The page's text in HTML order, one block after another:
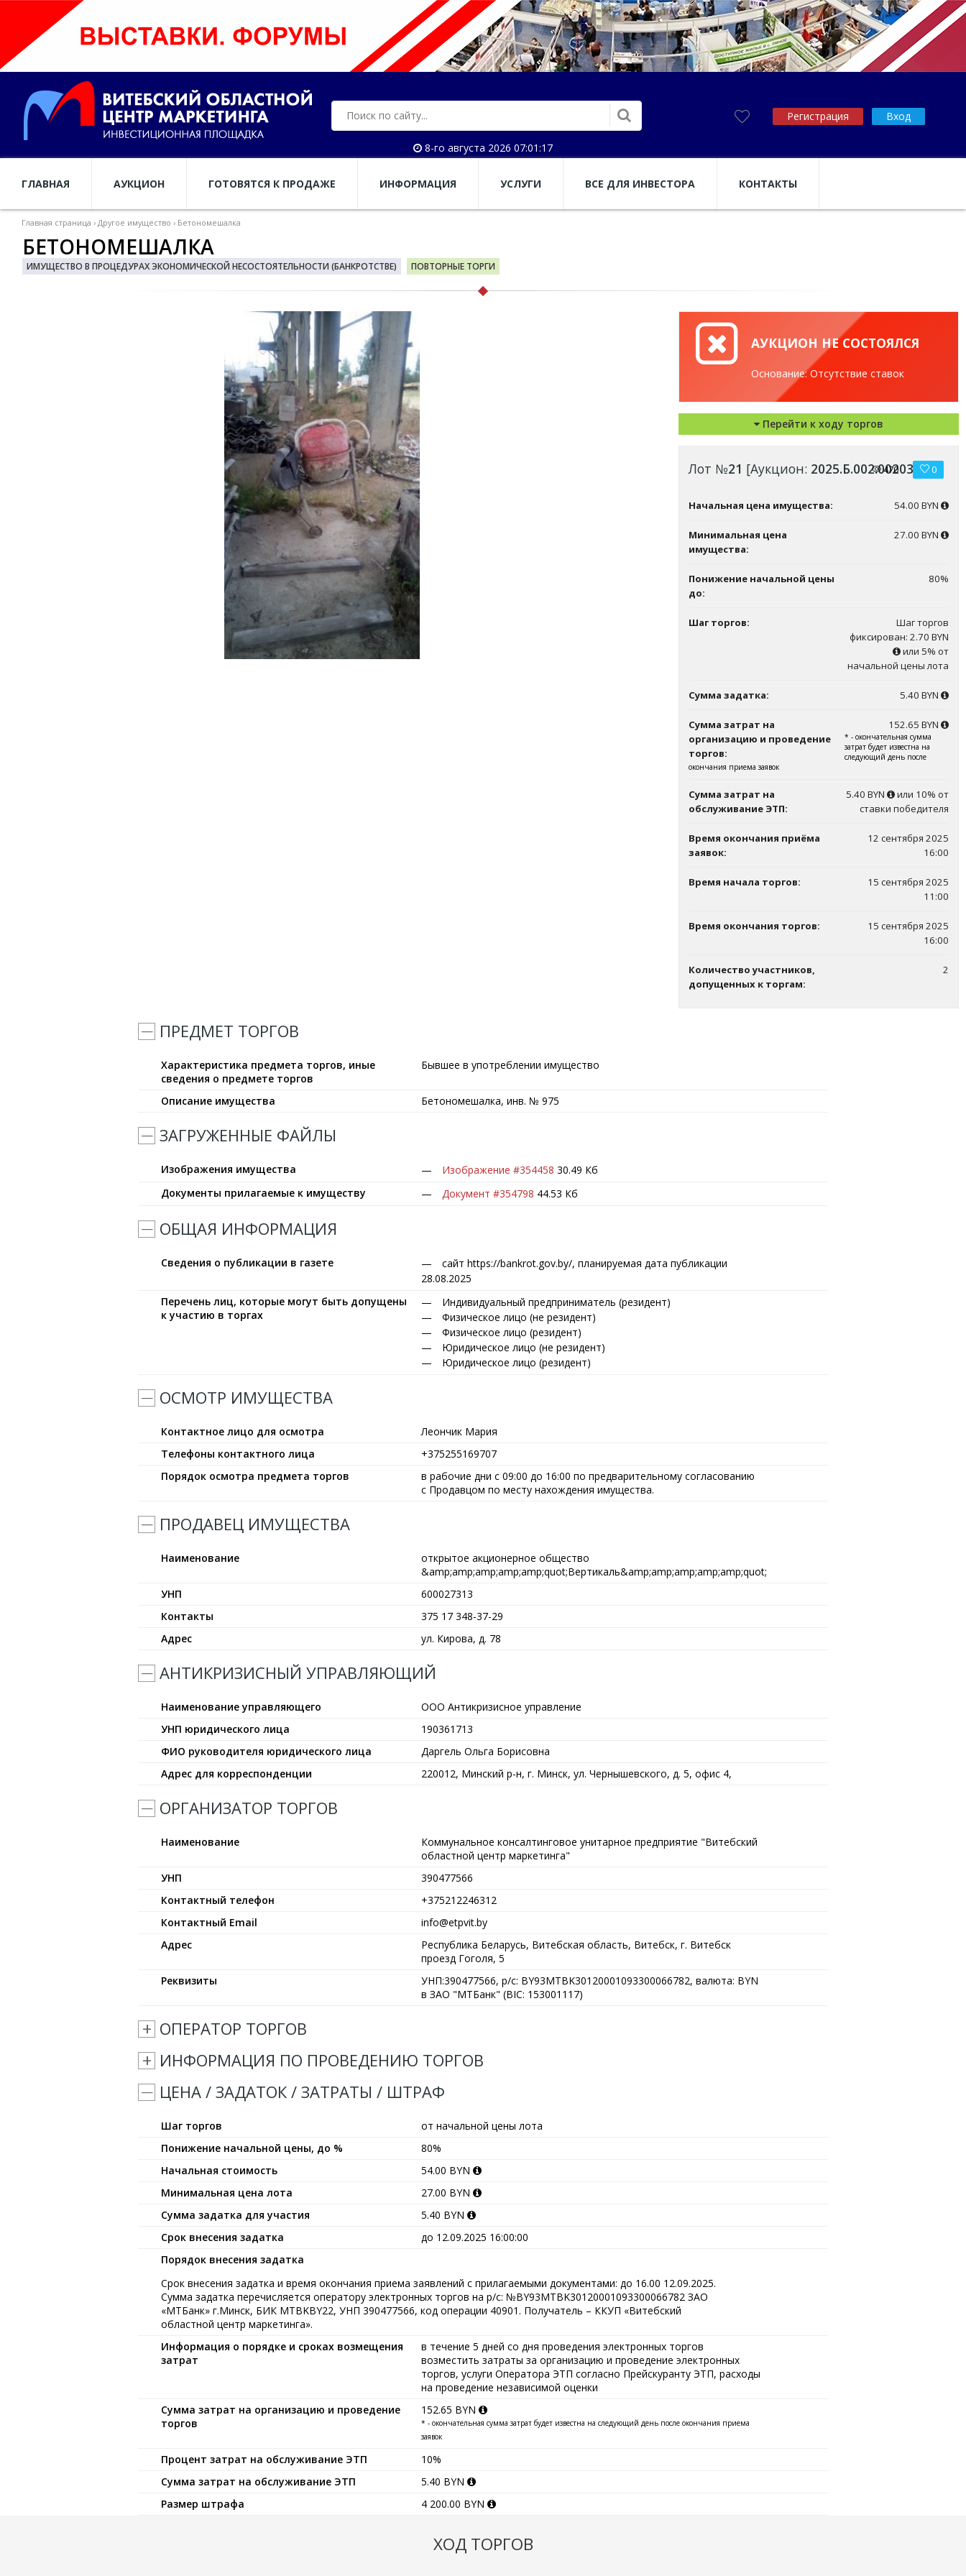
Регистрация Вход
8-го августа 2026 07:01:18
ГЛАВНАЯ АУКЦИОН ГОТОВЯТСЯ К ПРОДАЖЕ ИНФОРМАЦИЯ УСЛУГИ ВСЕ ДЛЯ ИНВЕСТОРА КОНТАКТЫ
Главная страница › Другое имущество › Бетономешалка
БЕТОНОМЕШАЛКА
ИМУЩЕСТВО В ПРОЦЕДУРАХ ЭКОНОМИЧЕСКОЙ НЕСОСТОЯТЕЛЬНОСТИ (БАНКРОТСТВЕ) ПОВТОРНЫЕ ТОРГИ
АУКЦИОН НЕ СОСТОЯЛСЯ
Основание: Отсутствие ставок
Перейти к ходу торгов
Лот №21 [Аукцион: 2025.Б.002.00203
470 0
Начальная цена имущества: 54.00 BYN
Минимальная цена
имущества:
27.00 BYN
Понижение начальной цены
до:
80%
Шаг торгов:
Шаг торгов
фиксирован: 2.70 BYN
или 5% от
начальной цены лота
Сумма задатка: 5.40 BYN
Сумма затрат на
организацию и проведение
торгов:
152.65 BYN
* - окончательная сумма
затрат будет известна на
следующий день после
окончания приема заявок
Сумма затрат на
обслуживание ЭТП:
5.40 BYN
или 10% от
ставки победителя
Время окончания приёма
заявок:
12 сентября 2025
16:00
Время начала торгов:
15 сентября 2025
11:00
Время окончания торгов:
15 сентября 2025
16:00
Количество участников,
допущенных к торгам:
2
ПРЕДМЕТ ТОРГОВ
Характеристика предмета торгов, иные
сведения о предмете торгов
Бывшее в употреблении имущество
Описание имущества Бетономешалка, инв. № 975
ЗАГРУЖЕННЫЕ ФАЙЛЫ
Изображения имущества Изображение #354458 30.49 Кб
Документы прилагаемые к имуществу
Документ #354798 44.53 Кб
ОБЩАЯ ИНФОРМАЦИЯ
Сведения о публикации в газете
сайт https://bankrot.gov.by/, планируемая дата публикации
28.08.2025
Перечень лиц, которые могут быть допущены
к участию в торгах
Индивидуальный предприниматель (резидент)
Физическое лицо (не резидент)
Физическое лицо (резидент)
Юридическое лицо (не резидент)
Юридическое лицо (резидент)
ОСМОТР ИМУЩЕСТВА
Контактное лицо для осмотра
Леончик Мария
Телефоны контактного лица
+375255169707
Порядок осмотра предмета торгов
в рабочие дни с 09:00 до 16:00 по предварительному согласованию
с Продавцом по месту нахождения имущества.
ПРОДАВЕЦ ИМУЩЕСТВА
Наименование
открытое акционерное общество
&amp;amp;amp;amp;amp;quot;Вертикаль&amp;amp;amp;amp;amp;quot;
УНП
600027313
Контакты
375 17 348-37-29
Адрес
ул. Кирова, д. 78
АНТИКРИЗИСНЫЙ УПРАВЛЯЮЩИЙ
Наименование управляющего
ООО Антикризисное управление
УНП юридического лица
190361713
ФИО руководителя юридического лица
Даргель Ольга Борисовна
Адрес для корреспонденции
220012, Минский р-н, г. Минск, ул. Чернышевского, д. 5, офис 4,
ОРГАНИЗАТОР ТОРГОВ
Наименование
Коммунальное консалтинговое унитарное предприятие "Витебский
областной центр маркетинга"
УНП
390477566
Контактный телефон
+375212246312
Контактный Email
info@etpvit.by
Адрес
Республика Беларусь, Витебская область, Витебск, г. Витебск
проезд Гоголя, 5
Реквизиты
УНП:390477566, р/с: BY93MTBK30120001093300066782, валюта: BYN
в ЗАО "МТБанк" (BIC: 153001117)
ОПЕРАТОР ТОРГОВ
ИНФОРМАЦИЯ ПО ПРОВЕДЕНИЮ ТОРГОВ
ЦЕНА / ЗАДАТОК / ЗАТРАТЫ / ШТРАФ
Шаг торгов
от начальной цены лота
Понижение начальной цены, до %
80%
Начальная стоимость
54.00 BYN
Минимальная цена лота
27.00 BYN
Сумма задатка для участия
5.40 BYN
Срок внесения задатка
до 12.09.2025 16:00:00
Порядок внесения задатка
Срок внесения задатка и время окончания приема заявлений с прилагаемыми документами: до 16.00 12.09.2025.
Сумма задатка перечисляется оператору электронных торгов на р/с: №BY93MTBK30120001093300066782 ЗАО
«МТБанк» г.Минск, БИК MTBKBY22, УНП 390477566, код операции 40901. Получатель – ККУП «Витебский
областной центр маркетинга».
Информация о порядке и сроках возмещения
затрат
в течение 5 дней со дня проведения электронных торгов
возместить затраты за организацию и проведение электронных
торгов, услуги Оператора ЭТП согласно Прейскуранту ЭТП, расходы
на проведение независимой оценки
Сумма затрат на организацию и проведение
торгов
152.65 BYN
* - окончательная сумма затрат будет известна на следующий день после окончания приема
заявок
Процент затрат на обслуживание ЭТП
10%
Сумма затрат на обслуживание ЭТП
5.40 BYN
Размер штрафа
4 200.00 BYN
ХОД ТОРГОВ